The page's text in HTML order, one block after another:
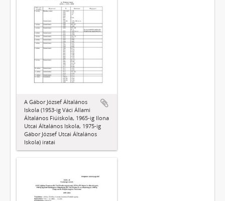
A Gábor József Általános
Iskola (1953-ig Váci Állami
Általános Fiúiskola, 1965-ig Ilona
Utcai Általános Iskola, 1975-ig
Gábor József Utcai Általános
Iskola) iratai